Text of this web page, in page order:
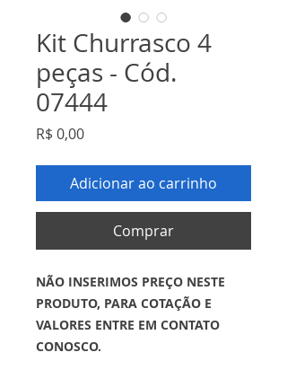
Kit Churrasco 4
peças - Cód.
07444
R$ 0,00Preço
Adicionar ao carrinho
Comprar
NÃO INSERIMOS PREÇO NESTE
PRODUTO, PARA COTAÇÃO E
VALORES ENTRE EM CONTATO
CONOSCO.